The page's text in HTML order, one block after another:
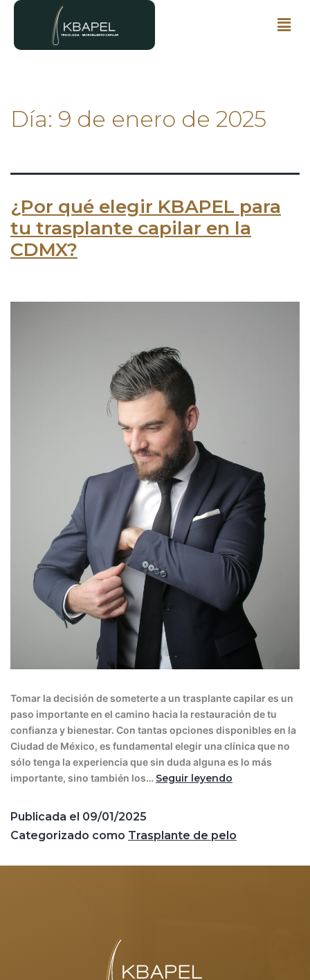
Día: 9 de enero de 2025
¿Por qué elegir KBAPEL para
tu trasplante capilar en la
CDMX?
Tomar la decisión de someterte a un trasplante capilar es un
paso importante en el camino hacia la restauración de tu
confianza y bienestar. Con tantas opciones disponibles en la
Ciudad de México, es fundamental elegir una clínica que no
sólo tenga la experiencia que sin duda alguna es lo más
importante, sino también los… Seguir leyendo
Publicada el 09/01/2025
Categorizado como Trasplante de pelo